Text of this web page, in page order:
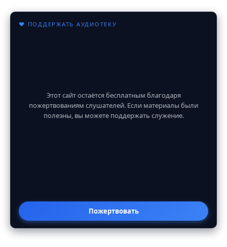
♥ ПОДДЕРЖАТЬ АУДИОТЕКУ
Этот сайт остаётся бесплатным благодаря
пожертвованиям слушателей. Если материалы были
полезны, вы можете поддержать служение.
Пожертвовать